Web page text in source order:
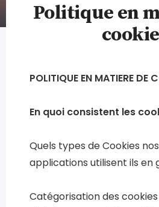
Politique en
POLITIQUE EN MATIERE DE
En quoi consistent les
Quels types de Cookies
applications utilisent ils en
Catégorisation des